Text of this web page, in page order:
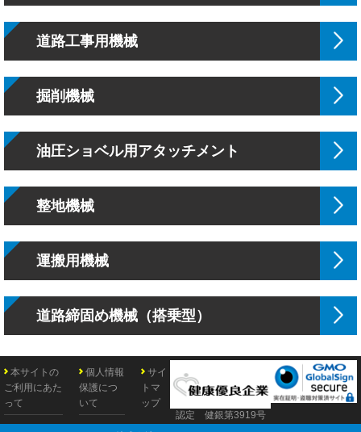
道路工事用機械
掘削機械
油圧ショベル用アタッチメント
整地機械
運搬用機械
道路締固め機械（搭乗型）
本サイトの
ご利用にあた
って
個人情報
保護につ
いて
サイ
トマ
ップ
認定 健銀第3919号